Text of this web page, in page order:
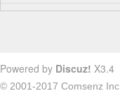
Powered by Discuz! X3.4
© 2001-2017 Comsenz Inc.